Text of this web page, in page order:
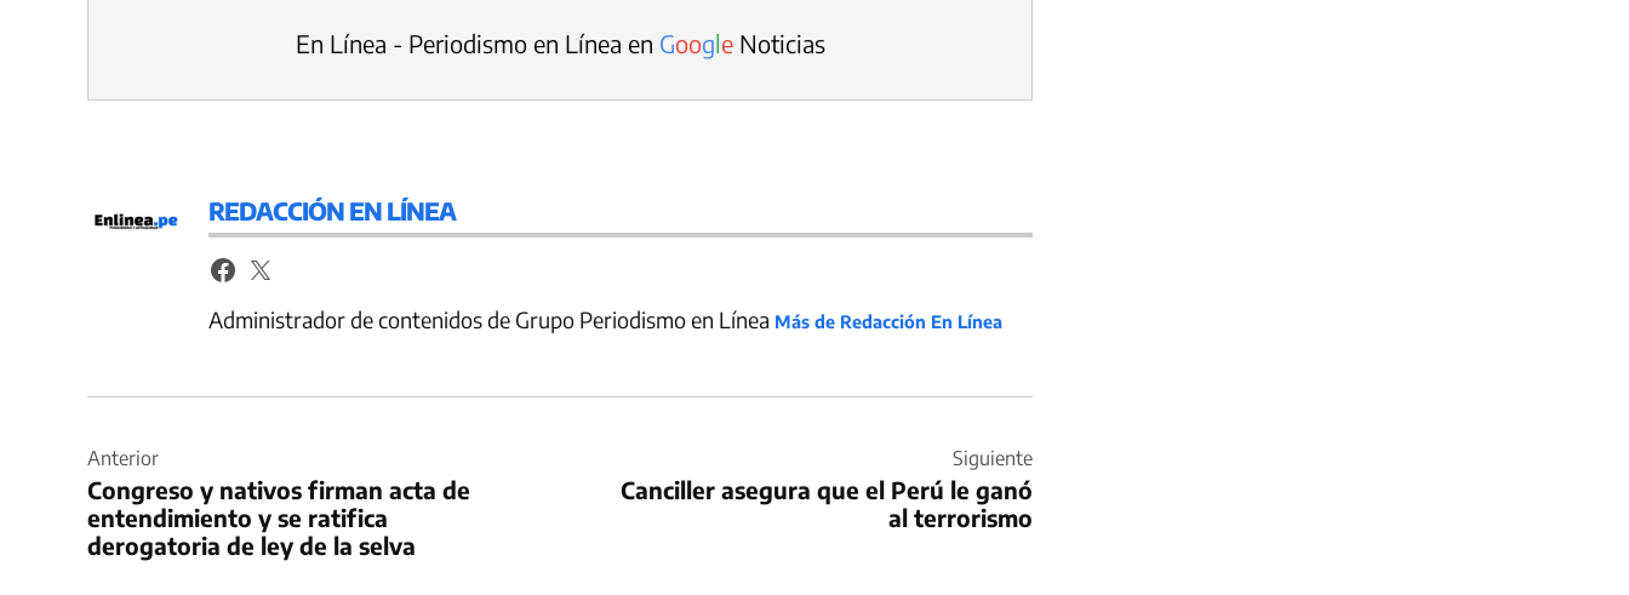
En Línea - Periodismo en Línea en GoogleNoticias
REDACCIÓN EN LÍNEA
Administrador de contenidos de Grupo Periodismo en Línea Más de Redacción En Línea
de
entradas
Anterior
Congreso y nativos firman acta de
entendimiento y se ratifica
derogatoria de ley de la selva
Siguiente
Canciller asegura que el Perú le ganó
al terrorismo